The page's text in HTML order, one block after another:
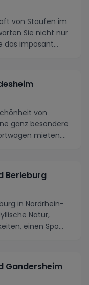
von Staufen im
Sie nicht nur
das imposant...
von
ganz besondere
mieten.
Berleburg
in Nordrhein-
Natur,
einen Spo...
Gandersheim